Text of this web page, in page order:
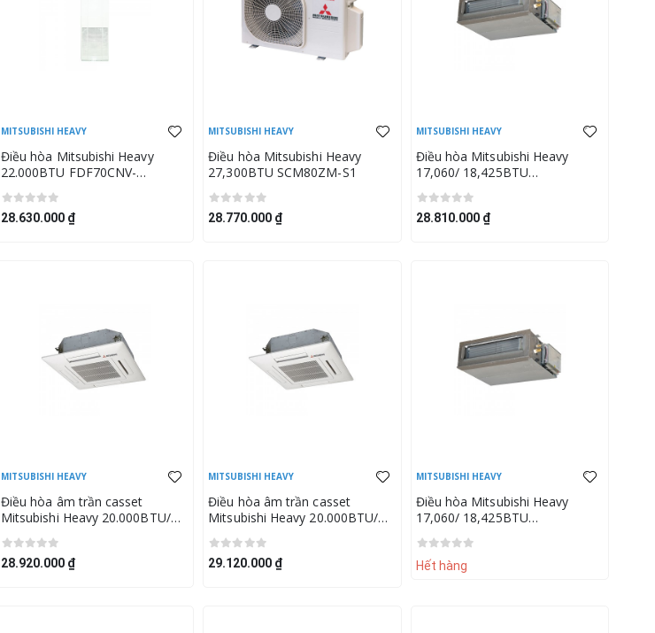
MITSUBISHI HEAVY
Điều hòa Mitsubishi Heavy
22.000BTU FDF70CNV-
28.630.000 ₫
MITSUBISHI HEAVY
Điều hòa Mitsubishi Heavy
27,300BTU SCM80ZM-S1
28.770.000 ₫
MITSUBISHI HEAVY
Điều hòa Mitsubishi Heavy
17,060/ 18,425BTU
28.810.000 ₫
MITSUBISHI HEAVY
Điều hòa âm trần casset
Mitsubishi Heavy 20.000BTU/
FDTC60VH/SRC60ZSX-W2 (Mặt
nạ TC-PSA-25W-E)
28.920.000 ₫
MITSUBISHI HEAVY
Điều hòa âm trần casset
Mitsubishi Heavy 20.000BTU/
FDTC60VH/SRC60ZSX-W2 (Mặt
nạ TC-PSA-25W-E)
29.120.000 ₫
MITSUBISHI HEAVY
Điều hòa Mitsubishi Heavy
17,060/ 18,425BTU
Hết hàng